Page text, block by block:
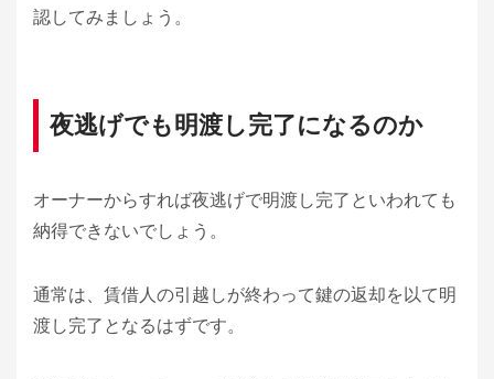
認してみましょう。
夜逃げでも明渡し完了になるのか
オーナーからすれば夜逃げで明渡し完了といわれても
納得できないでしょう。
通常は、賃借人の引越しが終わって鍵の返却を以て明
渡し完了となるはずです。